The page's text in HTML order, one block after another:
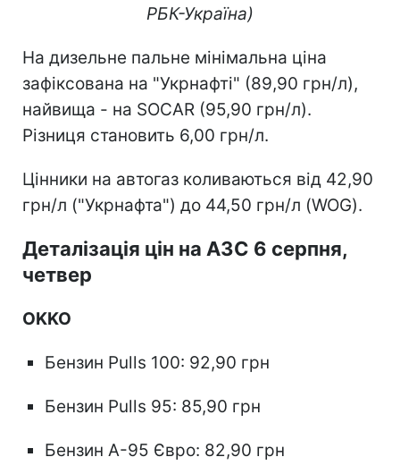
РБК-Україна)
На дизельне пальне мінімальна ціна
зафіксована на "Укрнафті" (89,90 грн/л),
найвища - на SOCAR (95,90 грн/л).
Різниця становить 6,00 грн/л.
Цінники на автогаз коливаються від 42,90
грн/л ("Укрнафта") до 44,50 грн/л (WOG).
Деталізація цін на АЗС 6 серпня,
четвер
OKKO
Бензин Pulls 100: 92,90 грн
Бензин Pulls 95: 85,90 грн
Бензин А-95 Євро: 82,90 грн